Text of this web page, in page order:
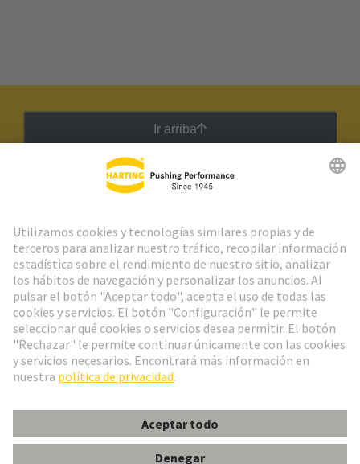
Ir arriba
Ir al registro
Portugal Español
© Grupo Tecnológico HARTING